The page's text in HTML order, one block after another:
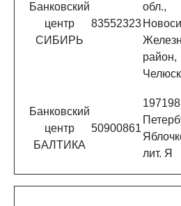
Банковский
центр
СИБИРЬ
83552323
Банковский
центр
БАЛТИКА
50900861
лит. Я